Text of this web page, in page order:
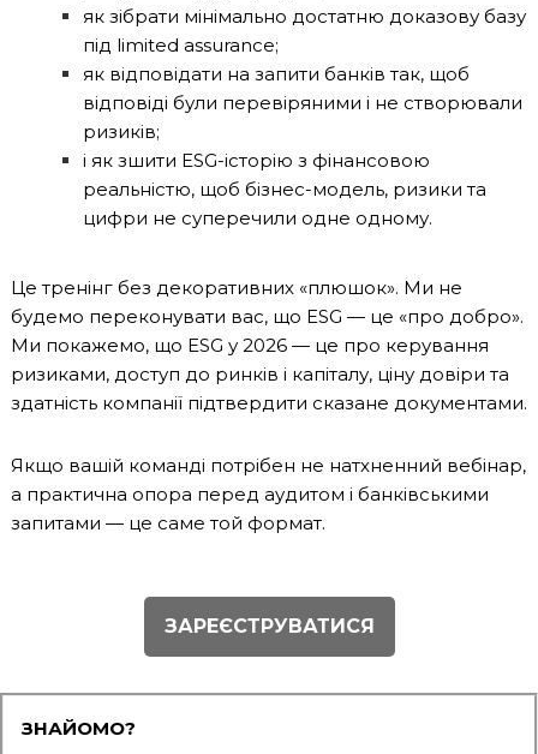
як зібрати мінімально достатню доказову базу
під limited assurance;
як відповідати на запити банків так, щоб
відповіді були перевіряними і не створювали
ризиків;
і як зшити ESG-історію з фінансовою
реальністю, щоб бізнес-модель, ризики та
цифри не суперечили одне одному.
Це тренінг без декоративних «плюшок». Ми не
будемо переконувати вас, що ESG — це «про добро».
Ми покажемо, що ESG у 2026 — це про керування
ризиками, доступ до ринків і капіталу, ціну довіри та
здатність компанії підтвердити сказане документами.
Якщо вашій команді потрібен не натхненний вебінар,
а практична опора перед аудитом і банківськими
запитами — це саме той формат.
ЗАРЕЄСТРУВАТИСЯ
ЗНАЙОМО?